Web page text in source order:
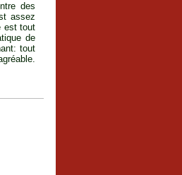
des
assez
est tout
de
tout